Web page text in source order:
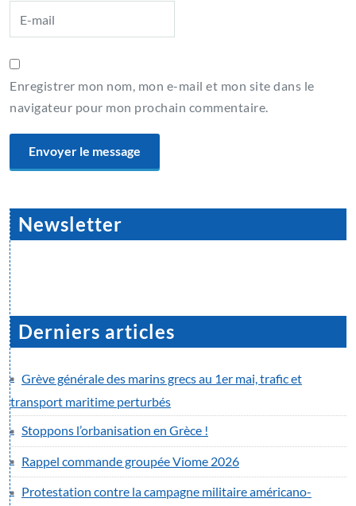
Enregistrer mon nom, mon e-mail et mon site dans le
navigateur pour mon prochain commentaire.
Newsletter
Derniers articles
Grève générale des marins grecs au 1er mai, trafic et
transport maritime perturbés
Stoppons l’orbanisation en Grèce !
Rappel commande groupée Viome 2026
Protestation contre la campagne militaire américano-